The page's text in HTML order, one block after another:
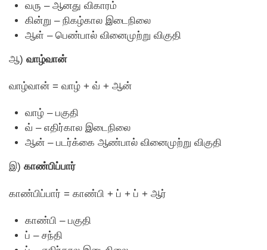
வரு – ஆனது விகாரம்
கின்று – நிகழ்கால இடைநிலை
ஆள் – பெண்பால் வினைமுற்று விகுதி
ஆ) வாழ்வான்
வாழ்வான் = வாழ் + வ் + ஆன்
வாழ் – பகுதி
வ் – எதிர்கால இடைநிலை
ஆன் – படர்க்கை ஆண்பால் வினைமுற்று விகுதி
இ) காண்பிப்பார்
காண்பிப்பார் = காண்பி + ப் + ப் + ஆர்
காண்பி – பகுதி
ப் – சந்தி